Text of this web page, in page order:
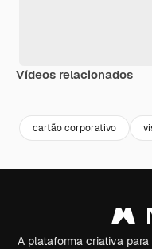
Vídeos relacionados
cartão corporativo
A plataforma criativa